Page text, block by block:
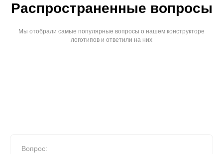
Распространенные вопросы
Мы отобрали самые популярные вопросы о нашем конструкторе
логотипов и ответили на них
Вопрос: